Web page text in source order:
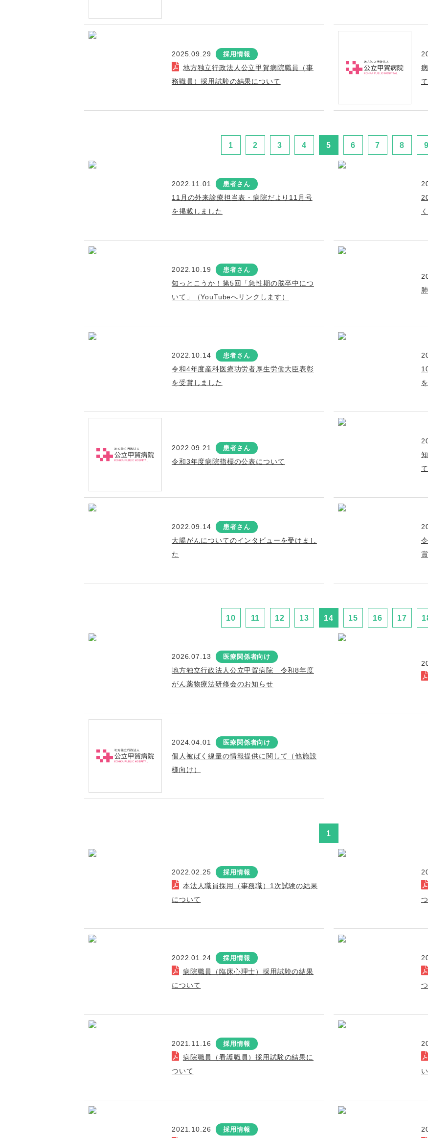
2025.09.29 採用情報
地方独立行政法人公立甲賀病院職員（事
務職員）採用試験の結果について
て
1 2 3 4 5 6 7 8 9
2022.11.01 患者さん
11月の外来診療担当表・病院だより11月号
を掲載しました
2022.10.19 患者さん
知っとこうか！第5回「急性期の脳卒中につ
いて」（YouTubeへリンクします）
2022.10.14 患者さん
令和4年度産科医療功労者厚生労働大臣表彰
を受賞しました
2022.09.21 患者さん
令和3年度病院指標の公表について
2022.09.14 患者さん
大腸がんについてのインタビューを受けまし
た
賞
10 11 12 13 14 15 16 17
2026.07.13 医療関係者向け
地方独立行政法人公立甲賀病院 令和8年度
がん薬物療法研修会のお知らせ
2024.04.01 医療関係者向け
個人被ばく線量の情報提供に関して（他施設
様向け）
1
2022.02.25 採用情報
本法人職員採用（事務職）1次試験の結果
について
2022.01.24 採用情報
病院職員（臨床心理士）採用試験の結果
について
2021.11.16 採用情報
病院職員（看護職員）採用試験の結果に
ついて
2021.10.26 採用情報